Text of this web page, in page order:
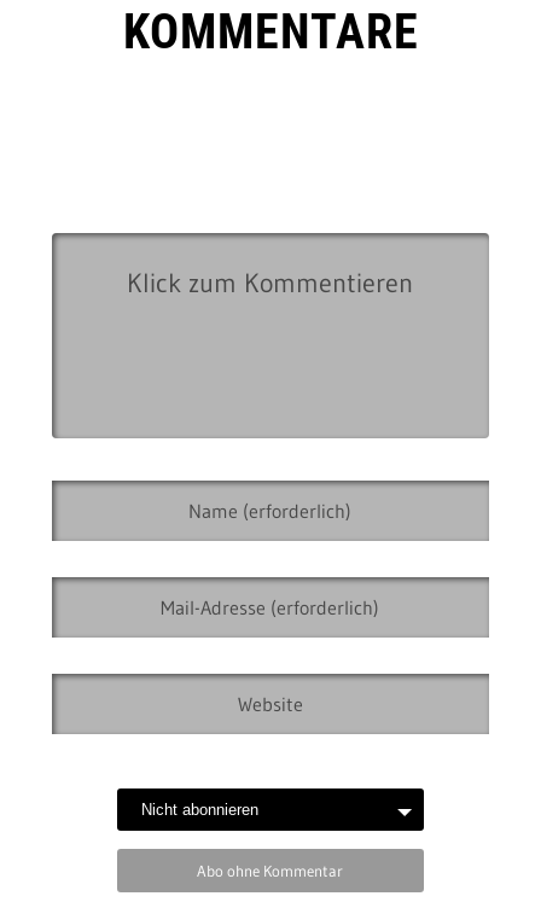
KOMMENTARE
Abo ohne Kommentar